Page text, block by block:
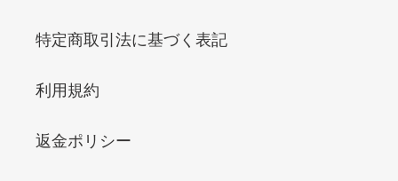
特定商取引法に基づく表記
利用規約
返金ポリシー